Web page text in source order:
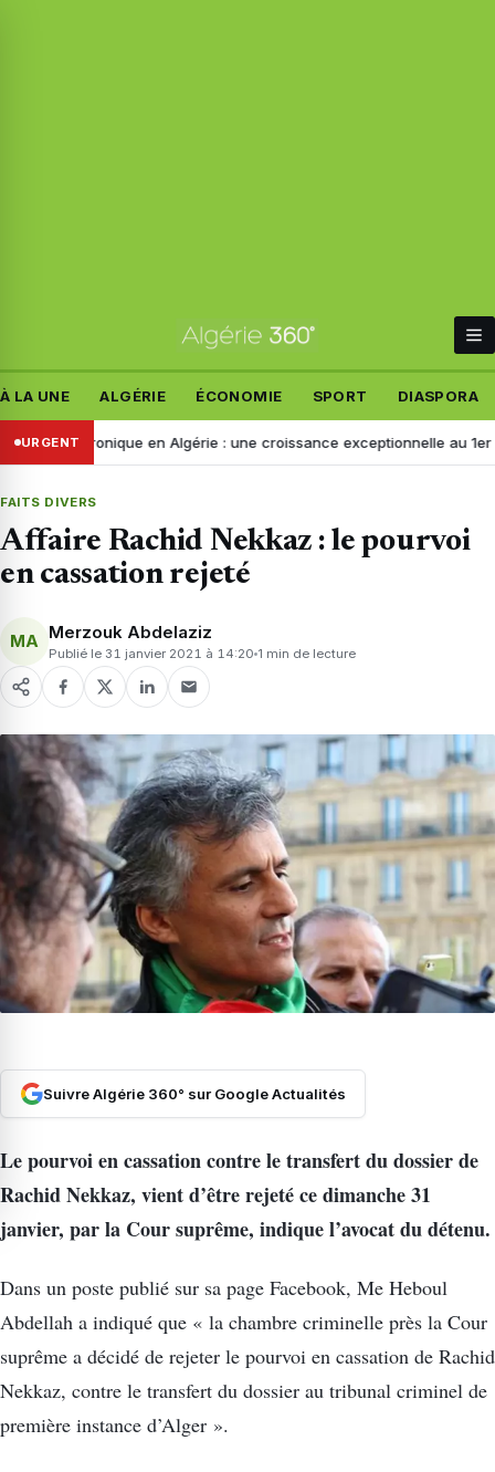
À LA UNE ALGÉRIE ÉCONOMIE SPORT DIASPORA
URGENT
électronique en Algérie : une croissance exceptionnelle au 1er
FAITS DIVERS
Affaire Rachid Nekkaz : le pourvoi
en cassation rejeté
MA Merzouk Abdelaziz
Publié le 31 janvier 2021 à 14:20 1 min de lecture
Suivre Algérie 360° sur Google Actualités
Le pourvoi en cassation contre le transfert du dossier de
Rachid Nekkaz, vient d’être rejeté ce dimanche 31
janvier, par la Cour suprême, indique l’avocat du détenu.
Dans un poste publié sur sa page Facebook, Me Heboul
Abdellah a indiqué que « la chambre criminelle près la Cour
suprême a décidé de rejeter le pourvoi en cassation de Rachid
Nekkaz, contre le transfert du dossier au tribunal criminel de
première instance d’Alger ».